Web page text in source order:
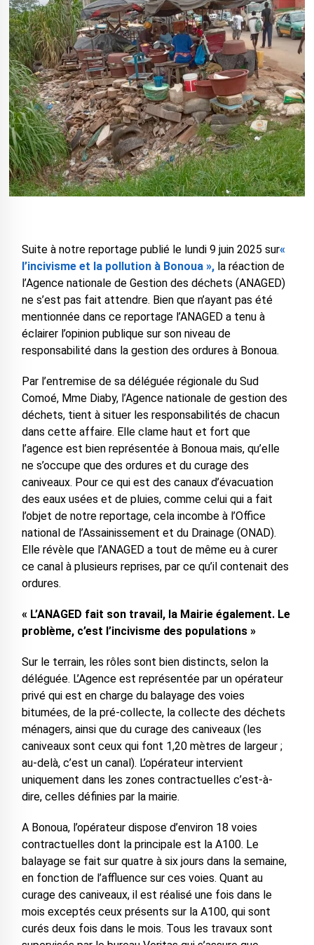
Suite à notre reportage publié le lundi 9 juin 2025 sur«
l’incivisme et la pollution à Bonoua »,la réaction de
l’Agence nationale de Gestion des déchets (ANAGED)
ne s’est pas fait attendre. Bien que n’ayant pas été
mentionnée dans ce reportage l’ANAGED a tenu à
éclairer l’opinion publique sur son niveau de
responsabilité dans la gestion des ordures à Bonoua.
Par l’entremise de sa déléguée régionale du Sud
Comoé, Mme Diaby, l’Agence nationale de gestion des
déchets, tient à situer les responsabilités de chacun
dans cette affaire. Elle clame haut et fort que
l’agence est bien représentée à Bonoua mais, qu’elle
ne s’occupe que des ordures et du curage des
caniveaux. Pour ce qui est des canaux d’évacuation
des eaux usées et de pluies, comme celui qui a fait
l’objet de notre reportage, cela incombe à l’Office
national de l’Assainissement et du Drainage (ONAD).
Elle révèle que l’ANAGED a tout de même eu à curer
ce canal à plusieurs reprises, par ce qu’il contenait des
ordures.
« L’ANAGED fait son travail, la Mairie également. Le
problème, c’est l’incivisme des populations »
Sur le terrain, les rôles sont bien distincts, selon la
déléguée. L’Agence est représentée par un opérateur
privé qui est en charge du balayage des voies
bitumées, de la pré-collecte, la collecte des déchets
ménagers, ainsi que du curage des caniveaux (les
caniveaux sont ceux qui font 1,20 mètres de largeur ;
au-delà, c’est un canal). L’opérateur intervient
uniquement dans les zones contractuelles c’est-à-
dire, celles définies par la mairie.
A Bonoua, l’opérateur dispose d’environ 18 voies
contractuelles dont la principale est la A100. Le
balayage se fait sur quatre à six jours dans la semaine,
en fonction de l’affluence sur ces voies. Quant au
curage des caniveaux, il est réalisé une fois dans le
mois exceptés ceux présents sur la A100, qui sont
curés deux fois dans le mois. Tous les travaux sont